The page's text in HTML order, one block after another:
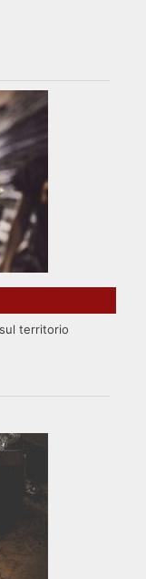
territorio